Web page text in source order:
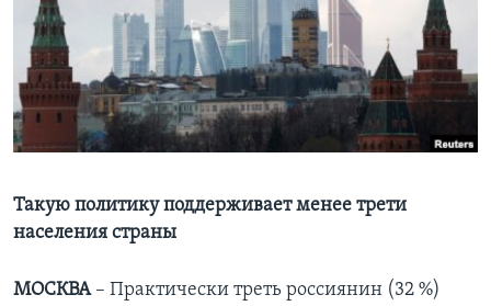
Learning English
СОЦИАЛЬНЫЕ СЕТИ
Языки
Такую политику поддерживает менее трети
населения страны
МОСКВА– Практически треть россиянин (32 %)